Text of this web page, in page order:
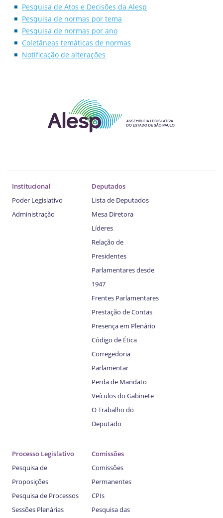
Pesquisa de Atos e Decisões da Alesp
Pesquisa de normas por tema
Pesquisa de normas por ano
Coletâneas temáticas de normas
Notificação de alterações
Institucional
Poder Legislativo
Administração
Deputados
Lista de Deputados
Mesa Diretora
Líderes
Relação de
Presidentes
Parlamentares desde
1947
Frentes Parlamentares
Prestação de Contas
Presença em Plenário
Código de Ética
Corregedoria
Parlamentar
Perda de Mandato
Veículos do Gabinete
O Trabalho do
Deputado
Processo Legislativo
Pesquisa de
Proposições
Pesquisa de Processos
Sessões Plenárias
Comissões
Comissões
Permanentes
CPIs
Pesquisa das